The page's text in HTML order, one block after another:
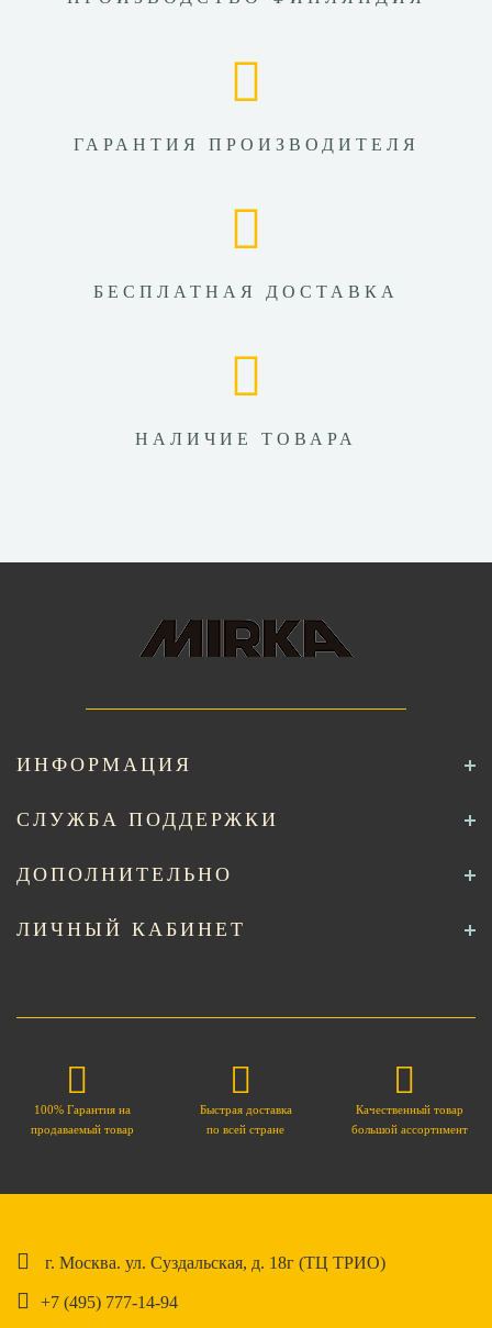
ГАРАНТИЯ ПРОИЗВОДИТЕЛЯ
БЕСПЛАТНАЯ ДОСТАВКА
НАЛИЧИЕ ТОВАРА
ИНФОРМАЦИЯ
СЛУЖБА ПОДДЕРЖКИ
ДОПОЛНИТЕЛЬНО
ЛИЧНЫЙ КАБИНЕТ
100% Гарантия на
продаваемый товар
Быстрая доставка
по всей стране
Качественный товар
большой ассортимент
г. Москва. ул. Суздальская, д. 18г (ТЦ ТРИО)
+7 (495) 777-14-94